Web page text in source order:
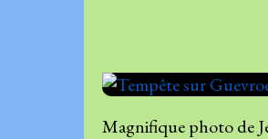
Magnifique photo de